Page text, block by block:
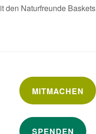
den Naturfreunde Baskets
MITMACHEN
SPENDEN